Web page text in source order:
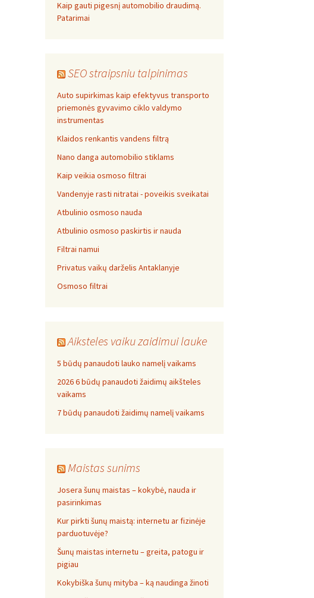
Kaip gauti pigesnį automobilio draudimą.
Patarimai
SEO straipsniu talpinimas
Auto supirkimas kaip efektyvus transporto
priemonės gyvavimo ciklo valdymo
instrumentas
Klaidos renkantis vandens filtrą
Nano danga automobilio stiklams
Kaip veikia osmoso filtrai
Vandenyje rasti nitratai - poveikis sveikatai
Atbulinio osmoso nauda
Atbulinio osmoso paskirtis ir nauda
Filtrai namui
Privatus vaikų darželis Antaklanyje
Osmoso filtrai
Aiksteles vaiku zaidimui lauke
5 būdų panaudoti lauko namelį vaikams
2026 6 būdų panaudoti žaidimų aikšteles
vaikams
7 būdų panaudoti žaidimų namelį vaikams
Maistas sunims
Josera šunų maistas – kokybė, nauda ir
pasirinkimas
Kur pirkti šunų maistą: internetu ar fizinėje
parduotuvėje?
Šunų maistas internetu – greita, patogu ir
pigiau
Kokybiška šunų mityba – ką naudinga žinoti